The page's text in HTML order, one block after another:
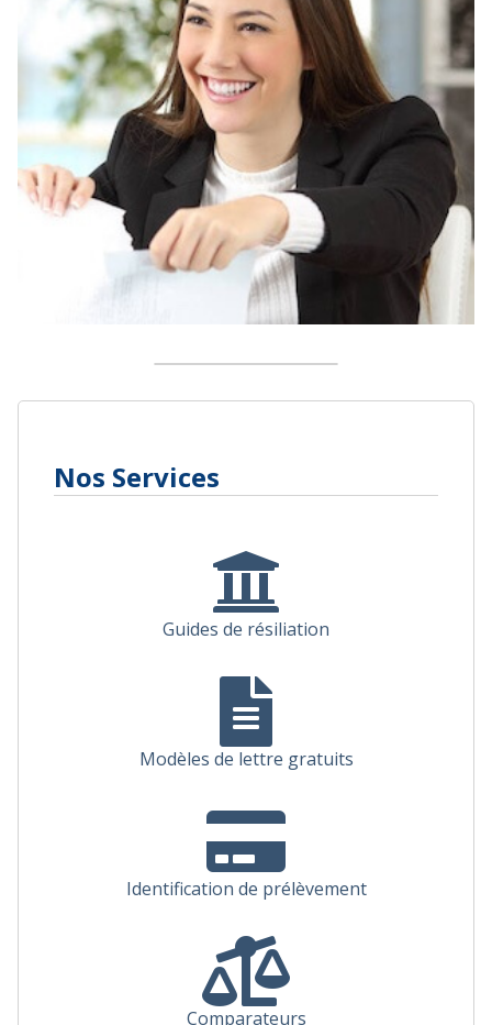
Nos Services
Guides de résiliation
Modèles de lettre gratuits
Identification de prélèvement
Comparateurs